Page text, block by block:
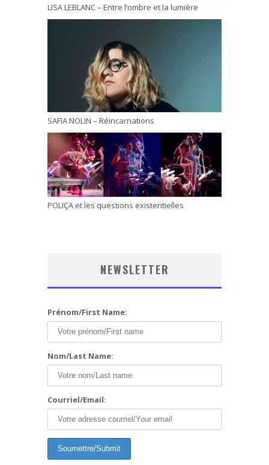
LISA LEBLANC – Entre l’ombre et la lumière
SAFIA NOLIN – Réincarnations
POLIÇA et les questions existentielles
NEWSLETTER
Prénom/First Name:
Nom/Last Name:
Courriel/Email: